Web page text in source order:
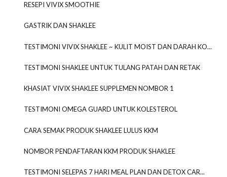
RESEPI VIVIX SMOOTHIE
GASTRIK DAN SHAKLEE
TESTIMONI VIVIX SHAKLEE ~ KULIT MOIST DAN DARAH KO...
TESTIMONI SHAKLEE UNTUK TULANG PATAH DAN RETAK
KHASIAT VIVIX SHAKLEE SUPPLEMEN NOMBOR 1
TESTIMONI OMEGA GUARD UNTUK KOLESTEROL
CARA SEMAK PRODUK SHAKLEE LULUS KKM
NOMBOR PENDAFTARAN KKM PRODUK SHAKLEE
TESTIMONI SELEPAS 7 HARI MEAL PLAN DAN DETOX CAR...